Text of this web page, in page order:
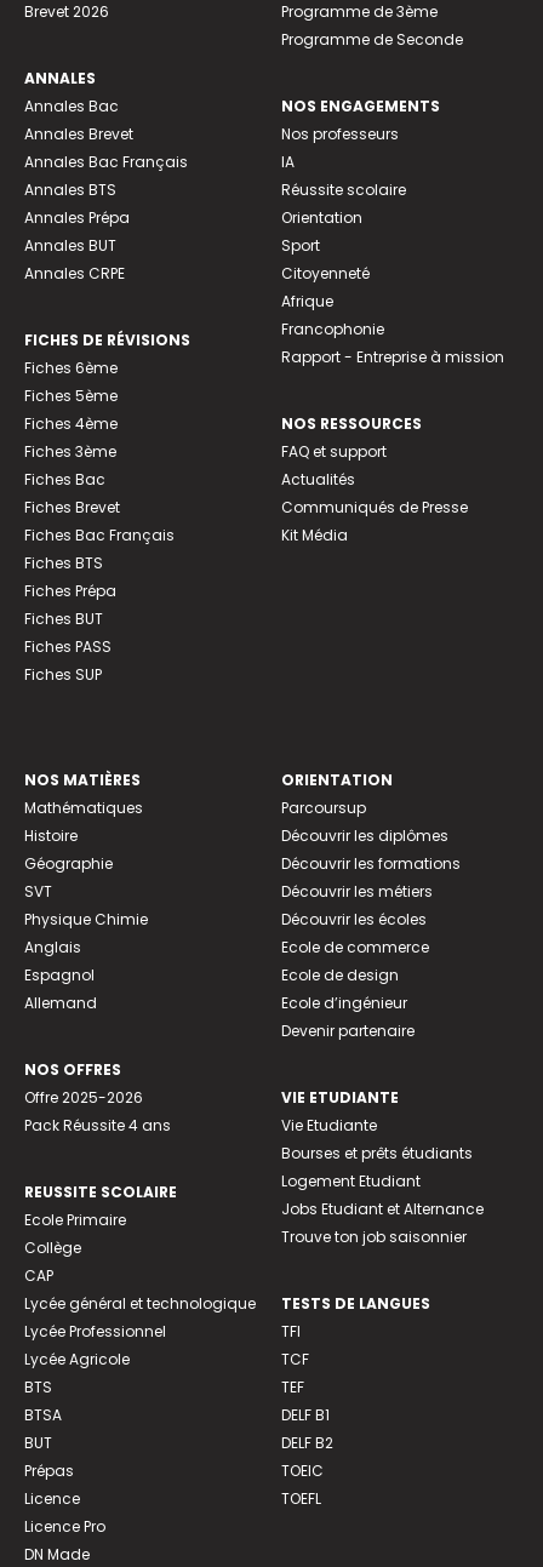
Brevet 2026
ANNALES
Annales Bac
Annales Brevet
Annales Bac Français
Annales BTS
Annales Prépa
Annales BUT
Annales CRPE
FICHES DE RÉVISIONS
Fiches 6ème
Fiches 5ème
Fiches 4ème
Fiches 3ème
Fiches Bac
Fiches Brevet
Fiches Bac Français
Fiches BTS
Fiches Prépa
Fiches BUT
Fiches PASS
Fiches SUP
Programme de 3ème
Programme de Seconde
NOS ENGAGEMENTS
Nos professeurs
IA
Réussite scolaire
Orientation
Sport
Citoyenneté
Afrique
Francophonie
Rapport - Entreprise à mission
NOS RESSOURCES
FAQ et support
Actualités
Communiqués de Presse
Kit Média
NOS MATIÈRES
Mathématiques
Histoire
Géographie
SVT
Physique Chimie
Anglais
Espagnol
Allemand
NOS OFFRES
Offre 2025-2026
Pack Réussite 4 ans
REUSSITE SCOLAIRE
Ecole Primaire
Collège
CAP
Lycée général et technologique
Lycée Professionnel
Lycée Agricole
BTS
BTSA
BUT
Prépas
Licence
Licence Pro
DN Made
ORIENTATION
Parcoursup
Découvrir les diplômes
Découvrir les formations
Découvrir les métiers
Découvrir les écoles
Ecole de commerce
Ecole de design
Ecole d’ingénieur
Devenir partenaire
VIE ETUDIANTE
Vie Etudiante
Bourses et prêts étudiants
Logement Etudiant
Jobs Etudiant et Alternance
Trouve ton job saisonnier
TESTS DE LANGUES
TFI
TCF
TEF
DELF B1
DELF B2
TOEIC
TOEFL